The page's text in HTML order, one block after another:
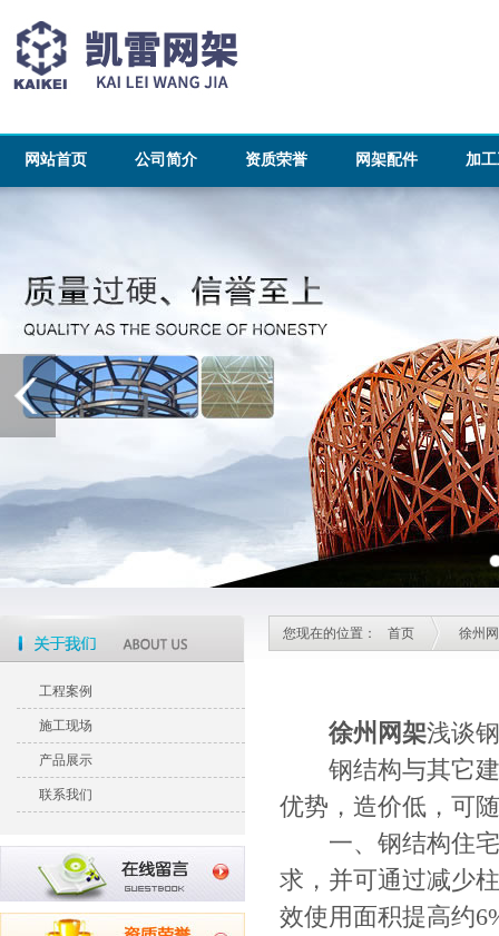
网站首页 公司简介 资质荣誉 网架配件 加
工程案例
施工现场
产品展示
联系我们
您现在的位置： 首页 徐州
徐州网架浅谈
钢结构与其它建
优势，造价低，可
一、钢结构住宅
求，并可通过减少
效使用面积提高约